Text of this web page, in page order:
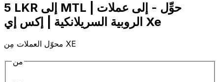
5 LKR إلى MTL | حوِّل - إلى عملات
الروبية السريلانكية | إكس إي Xe
محوّل العملات مِن XE
من